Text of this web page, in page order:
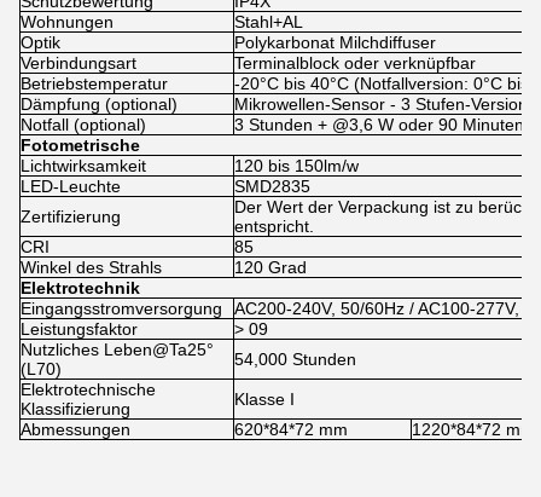
Wohnungen
Stahl+AL
Optik
Polykarbonat Milchdiffuser
Verbindungsart
Terminalblock oder verknüpfbar
Betriebstemperatur
-20°C bis 40°C (Notfallversion: 0°C bis
Dämpfung (optional)
Mikrowellen-Sensor - 3 Stufen-Version
Notfall (optional)
3 Stunden + @3,6 W oder 90 Minuten
Fotometrische
Lichtwirksamkeit
120 bis 150lm/w
LED-Leuchte
SMD2835
Zertifizierung
Der Wert der Verpackung ist zu
entspricht.
CRI
85
Winkel des Strahls
120 Grad
Elektrotechnik
Eingangsstromversorgung
AC200-240V, 50/60Hz / AC100-277V,
Leistungsfaktor
> 09
Nutzliches Leben@Ta25°
(L70)
54,000 Stunden
Elektrotechnische
Klassifizierung
Klasse I
Abmessungen
620*84*72 mm 1220*84*72 mm